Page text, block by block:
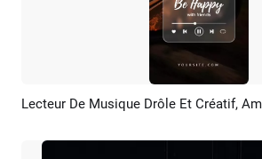
Aperçu Créer IA